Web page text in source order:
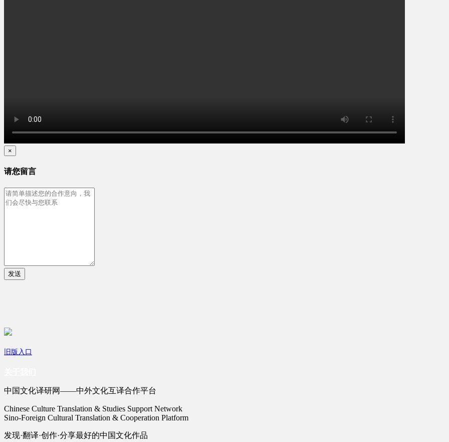
×
请您留言
发送
旧版入口
中国文化译研网——中外文化互译合作平台
Chinese Culture Translation & Studies Support Network
Sino-Foreign Cultural Translation & Cooperation Platform
发现·翻译·创作·分享最好的中国文化作品